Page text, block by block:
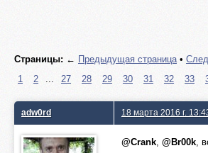
Страницы: ← Предыдущая страница•
1
2 ... 27 28 29 30 31 32 33
adw0rd 18 марта 2016 г.
@Crank, @Br00k,